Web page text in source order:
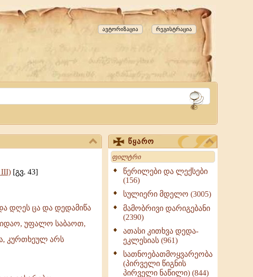
რეგისტრაცია
ავტორიზაცია
III) [გვ. 43]
დღეს ცა და დედამიწა
უფალო საბაოთ,
კურთხეულ არს
წყარო
Search
წერილები და ლექსები
(156)
სულიერი მდელო (3005)
მამობრივი დარიგებანი
(2390)
ათასი კითხვა დედა-
ეკლესიას (961)
სათნოებათმოყვარეობა
(პირველი წიგნის
პირველი ნაწილი) (844)